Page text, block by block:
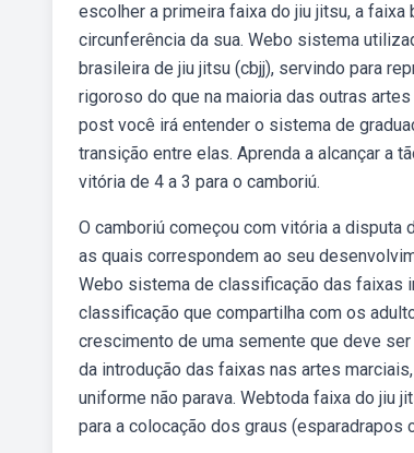
escolher a primeira faixa do jiu jitsu, a faixa
circunferência da sua. Webo sistema
brasileira de jiu jitsu (cbjj), servindo para
rigoroso do que na maioria das outras
post você irá entender o sistema de
transição entre elas. Aprenda a alcançar a
vitória de 4 a 3 para o camboriú.
O camboriú começou com vitória a
as quais correspondem ao seu
Webo sistema de classificação das faixas
classificação que compartilha com os
crescimento de uma semente que deve
da introdução das faixas nas artes
uniforme não parava. Webtoda faixa do jiu
para a colocação dos graus (esparadrapos